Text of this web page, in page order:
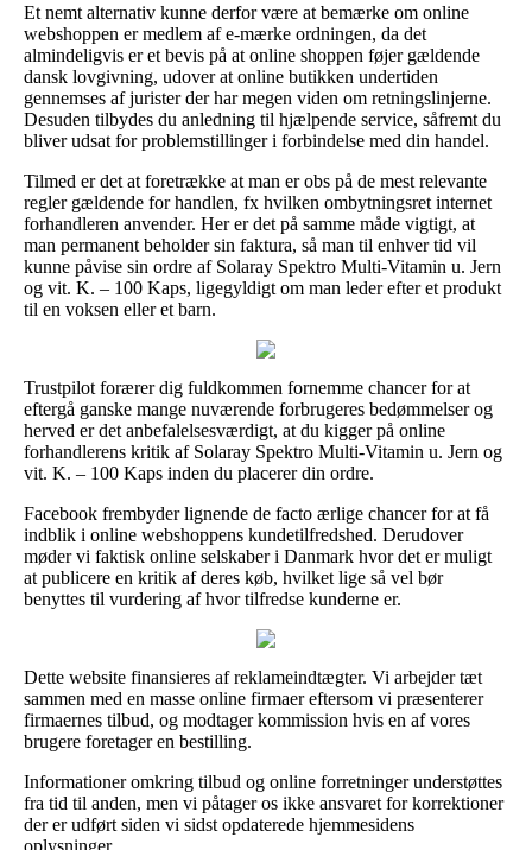
Et nemt alternativ kunne derfor være at bemærke om online
webshoppen er medlem af e-mærke ordningen, da det
almindeligvis er et bevis på at online shoppen føjer gældende
dansk lovgivning, udover at online butikken undertiden
gennemses af jurister der har megen viden om retningslinjerne.
Desuden tilbydes du anledning til hjælpende service, såfremt du
bliver udsat for problemstillinger i forbindelse med din handel.
Tilmed er det at foretrække at man er obs på de mest relevante
regler gældende for handlen, fx hvilken ombytningsret internet
forhandleren anvender. Her er det på samme måde vigtigt, at
man permanent beholder sin faktura, så man til enhver tid vil
kunne påvise sin ordre af Solaray Spektro Multi-Vitamin u. Jern
og vit. K. – 100 Kaps, ligegyldigt om man leder efter et produkt
til en voksen eller et barn.
Trustpilot forærer dig fuldkommen fornemme chancer for at
eftergå ganske mange nuværende forbrugeres bedømmelser og
herved er det anbefalelsesværdigt, at du kigger på online
forhandlerens kritik af Solaray Spektro Multi-Vitamin u. Jern og
vit. K. – 100 Kaps inden du placerer din ordre.
Facebook frembyder lignende de facto ærlige chancer for at få
indblik i online webshoppens kundetilfredshed. Derudover
møder vi faktisk online selskaber i Danmark hvor det er muligt
at publicere en kritik af deres køb, hvilket lige så vel bør
benyttes til vurdering af hvor tilfredse kunderne er.
Dette website finansieres af reklameindtægter. Vi arbejder tæt
sammen med en masse online firmaer eftersom vi præsenterer
firmaernes tilbud, og modtager kommission hvis en af vores
brugere foretager en bestilling.
Informationer omkring tilbud og online forretninger understøttes
fra tid til anden, men vi påtager os ikke ansvaret for korrektioner
der er udført siden vi sidst opdaterede hjemmesidens
oplysninger.